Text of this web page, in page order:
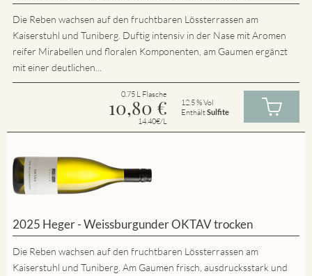
Die Reben wachsen auf den fruchtbaren Lössterrassen am
Kaiserstuhl und Tuniberg. Duftig intensiv in der Nase mit Aromen
reifer Mirabellen und floralen Komponenten, am Gaumen ergänzt
mit einer deutlichen...
0.75 L Flasche
10,80 €
14.40€/L
12.5 % Vol
EnthältSulfite
2025 Heger - Weissburgunder OKTAV trocken
Die Reben wachsen auf den fruchtbaren Lössterrassen am
Kaiserstuhl und Tuniberg. Am Gaumen frisch, ausdrucksstark und